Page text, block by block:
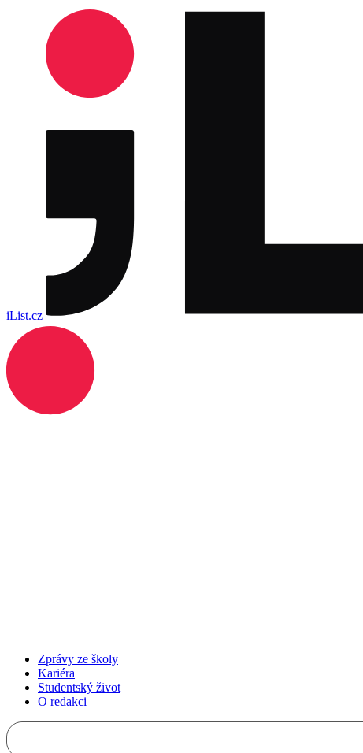
iList.cz
Zprávy ze školy
Kariéra
Studentský život
O redakci